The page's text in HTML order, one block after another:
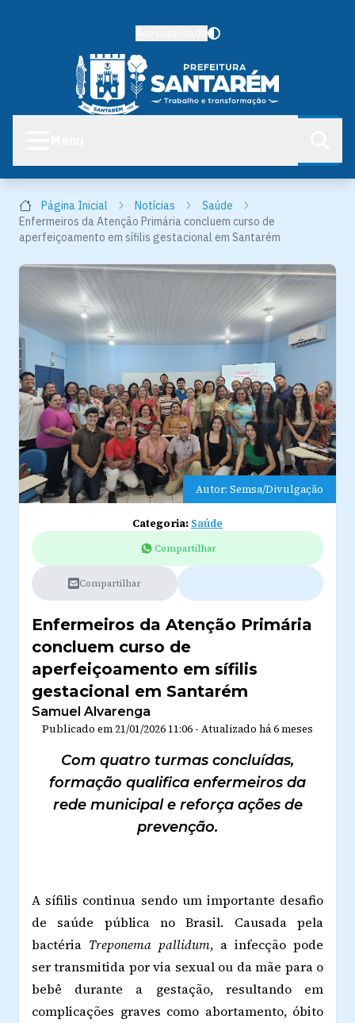
Página Inicial Notícias
Saúde
Enfermeiros da Atenção Primária concluem curso de
aperfeiçoamento em sífilis gestacional em Santarém
Autor: Semsa/Divulgação
Categoria: Saúde
Compartilhar
Compartilhar
Enfermeiros da Atenção Primária
concluem curso de
aperfeiçoamento em sífilis
gestacional em Santarém
Samuel Alvarenga
Publicado em 21/01/2026 11:06 - Atualizado há 6 meses
Com quatro turmas concluídas,
formação qualifica enfermeiros da
rede municipal e reforça ações de
prevenção.
A sífilis continua sendo um importante desafio
de saúde pública no Brasil. Causada pela
bactéria Treponema pallidum, a infecção pode
ser transmitida por via sexual ou da mãe para o
bebê durante a gestação, resultando em
complicações graves como abortamento, óbito